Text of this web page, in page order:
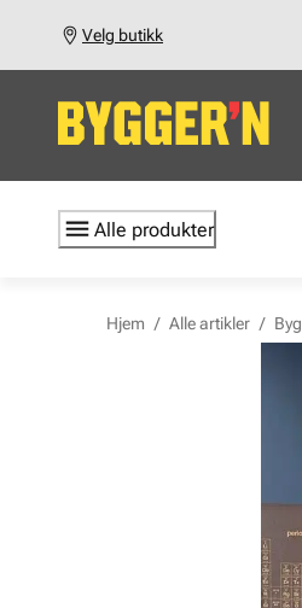
Velg butikk
Alle produkter
Hjem / Alle artikler /